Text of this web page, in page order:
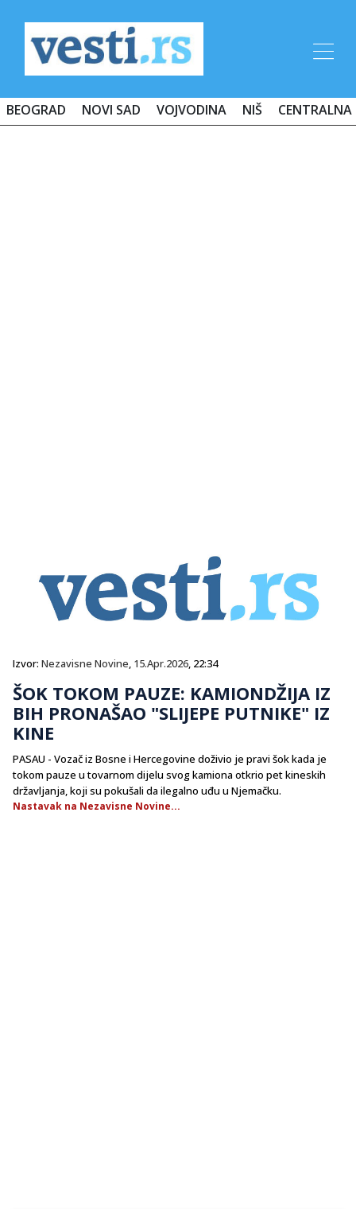
BEOGRAD NOVI SAD VOJVODINA NIŠ CENTRALNA
Izvor: Nezavisne Novine, 15.Apr.2026, 22:34
ŠOK TOKOM PAUZE: KAMIONDŽIJA IZ
BIH PRONAŠAO "SLIJEPE PUTNIKE" IZ
KINE
PASAU - Vozač iz Bosne i Hercegovine doživio je pravi šok kada je
tokom pauze u tovarnom dijelu svog kamiona otkrio pet kineskih
državljanja, koji su pokušali da ilegalno uđu u Njemačku.
Nastavak na Nezavisne Novine...